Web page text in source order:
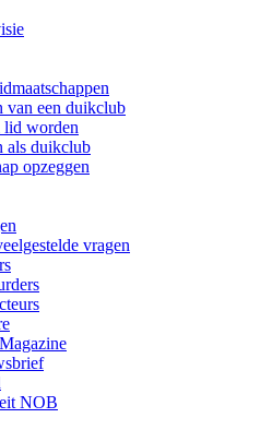
van een duikclub
worden
als duikclub
opzeggen
vragen
NOB